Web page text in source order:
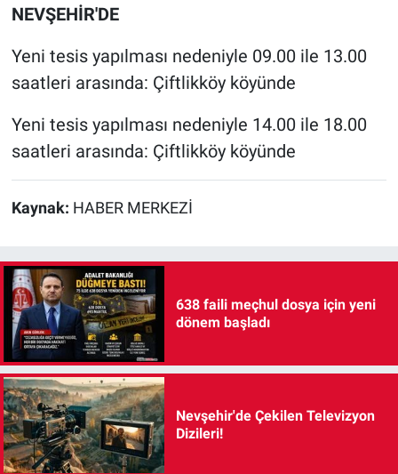
NEVŞEHİR'DE
Yeni tesis yapılması nedeniyle 09.00 ile 13.00
saatleri arasında: Çiftlikköy köyünde
Yeni tesis yapılması nedeniyle 14.00 ile 18.00
saatleri arasında: Çiftlikköy köyünde
Kaynak: HABER MERKEZİ
638 faili meçhul dosya için yeni
dönem başladı
Nevşehir'de Çekilen Televizyon
Dizileri!